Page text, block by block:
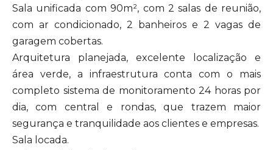
Sala unificada com 90m², com 2 salas de reunião,
com ar condicionado, 2 banheiros e 2 vagas de
garagem cobertas.
Arquitetura planejada, excelente localização e
área verde, a infraestrutura conta com o mais
completo sistema de monitoramento 24 horas por
dia, com central e rondas, que trazem maior
segurança e tranquilidade aos clientes e empresas.
Sala locada.